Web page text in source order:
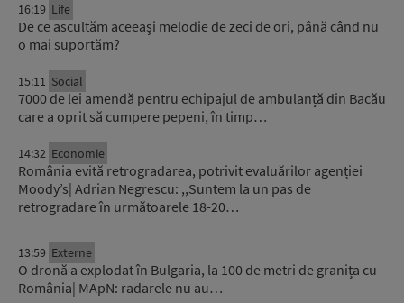
16:19 Life
De ce ascultăm aceeași melodie de zeci de ori, până când nu
o mai suportăm?
15:11 Social
7000 de lei amendă pentru echipajul de ambulanță din Bacău
care a oprit să cumpere pepeni, în timp…
14:32 Economie
România evită retrogradarea, potrivit evaluărilor agenției
Moody’s| Adrian Negrescu: ,,Suntem la un pas de
retrogradare în următoarele 18-20…
13:59 Externe
O dronă a explodat în Bulgaria, la 100 de metri de granița cu
România| MApN: radarele nu au…